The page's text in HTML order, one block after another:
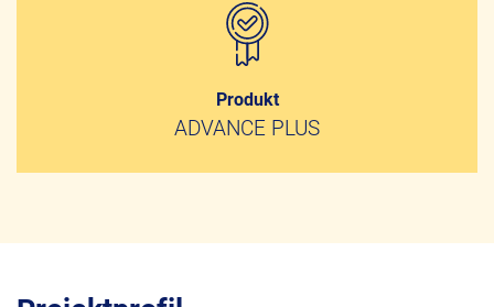
Produkt
ADVANCE PLUS